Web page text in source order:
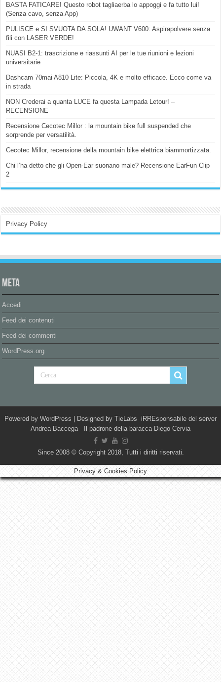
BASTA FATICARE! Questo robot tagliaerba lo appoggi e fa tutto lui!
(Senza cavo, senza App)
PULISCE e SI SVUOTA DA SOLA! UWANT V600: Aspirapolvere senza
fili con LASER VERDE!
NUASI B2-1: trascrizione e riassunti AI per le tue riunioni e lezioni
universitarie
Dashcam 70mai A810 Lite: Piccola, 4K e molto efficace. Ecco come va
in strada
NON Crederai a quanta LUCE fa questa Lampada Letour! –
RECENSIONE
Recensione Cecotec Millor : la mountain bike full suspended che
sorprende per versatilità.
Cecotec Millor, recensione della mountain bike elettrica biammortizzata.
Chi l’ha detto che gli Open-Ear suonano male? Recensione EarFun Clip
2
Privacy Policy
Meta
Accedi
Feed dei contenuti
Feed dei commenti
WordPress.org
Powered by WordPress | Designed by TieLabs iRREsponsabile del server
Andrea Baccega Il padrone della baracca Diego Cervia
Since 2008 © Copyright 2018, Tutti i diritti riservati.
Privacy & Cookies Policy